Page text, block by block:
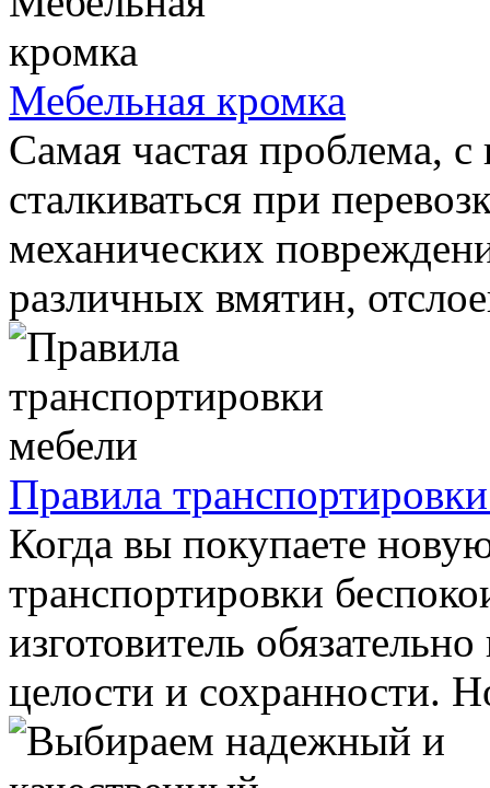
Мебельная кромка
Самая частая проблема,
сталкиваться при
механических
различных вмятин,
Правила
Когда вы покупаете
транспортировки
изготовитель
целости и сохранности.